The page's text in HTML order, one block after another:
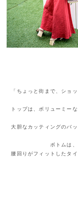
「ちょっと街まで、ショ
トップは、ボリューミー
大胆なカッティングのバ
ボトムは
腰回りがフィットしたタ